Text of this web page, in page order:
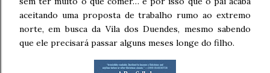
aceitando uma proposta de trabalho rumo ao extremo
norte, em busca da Vila dos Duendes, mesmo sabendo
que ele precisará passar alguns meses longe do filho.